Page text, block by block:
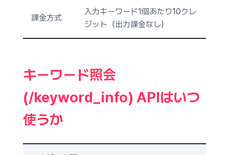
課金方式
入力キーワード1個あたり10クレ
ジット（出力課金なし）
キーワード照会
(/keyword_info) APIはいつ
使うか